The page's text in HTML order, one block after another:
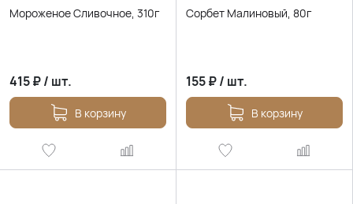
Мороженое Сливочное, 310г
415₽/ шт.
В корзину
Сорбет Малиновый, 80г
155₽/ шт.
В корзину